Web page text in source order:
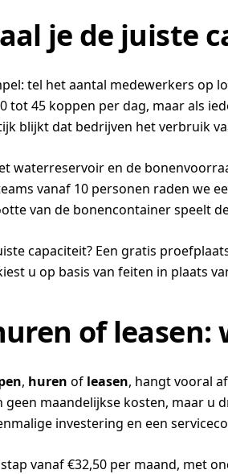
je de juiste
tel het aantal medewerkers op
tot 45 koppen per dag, maar als
blijkt dat bedrijven het verbruik
waterreservoir en de
vanaf 10 personen raden we
van de bonencontainer speelt
capaciteit? Een gratis
u op basis van feiten in plaats
of
, huren of leasen, hangt vooral
geen maandelijkse kosten, maar u
investering en een
vanaf €32,50 per maand, met